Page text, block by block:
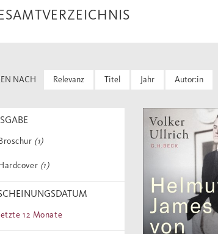
NACH Relevanz Titel Jahr Autor:in
(1)
(1)
12 Monate